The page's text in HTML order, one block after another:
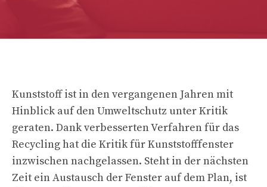
Kunststoff ist in den vergangenen Jahren mit
Hinblick auf den Umweltschutz unter Kritik
geraten. Dank verbesserten Verfahren für das
Recycling hat die Kritik für Kunststofffenster
inzwischen nachgelassen. Steht in der nächsten
Zeit ein Austausch der Fenster auf dem Plan, ist